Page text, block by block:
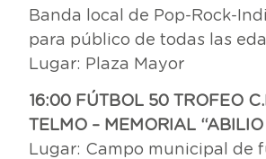
Banda local de Pop-Rock-
para público de todas las
Lugar: Plaza Mayor
16:00 FÚTBOL 50 TROFEO
TELMO – MEMORIAL “ABILIO
Lugar: Campo municipal de